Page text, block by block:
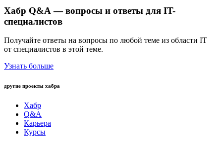
Хабр Q&A — вопросы и ответы для IT-
специалистов
Получайте ответы на вопросы по любой теме из области IT
от специалистов в этой теме.
Узнать больше
другие проекты хабра
Хабр
Q&A
Карьера
Курсы